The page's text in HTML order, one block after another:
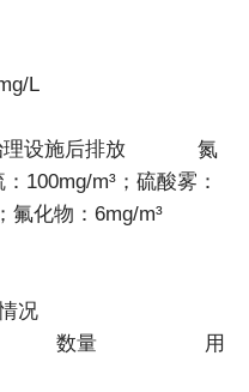
L
设施后排放 氮
100mg/m³；硫酸雾：
氟化物：6mg/m³
况
名称 数量 用